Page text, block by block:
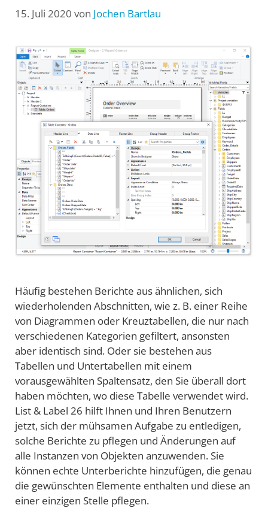
15. Juli 2020 von Jochen Bartlau
Häufig bestehen Berichte aus ähnlichen, sich
wiederholenden Abschnitten, wie z. B. einer Reihe
von Diagrammen oder Kreuztabellen, die nur nach
verschiedenen Kategorien gefiltert, ansonsten
aber identisch sind. Oder sie bestehen aus
Tabellen und Untertabellen mit einem
vorausgewählten Spaltensatz, den Sie überall dort
haben möchten, wo diese Tabelle verwendet wird.
List & Label 26 hilft Ihnen und Ihren Benutzern
jetzt, sich der mühsamen Aufgabe zu entledigen,
solche Berichte zu pflegen und Änderungen auf
alle Instanzen von Objekten anzuwenden. Sie
können echte Unterberichte hinzufügen, die genau
die gewünschten Elemente enthalten und diese an
einer einzigen Stelle pflegen.